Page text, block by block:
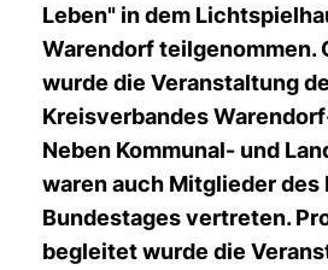
Leben" in dem
Warendorf teilgenommen.
wurde die Veranstaltung
Kreisverbandes
Neben Kommunal- und
waren auch Mitglieder des
Bundestages vertreten.
begleitet wurde die